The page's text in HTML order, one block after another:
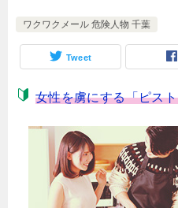
ワクワクメール 危険人物 千葉
Tweet
女性を虜にする「ピス